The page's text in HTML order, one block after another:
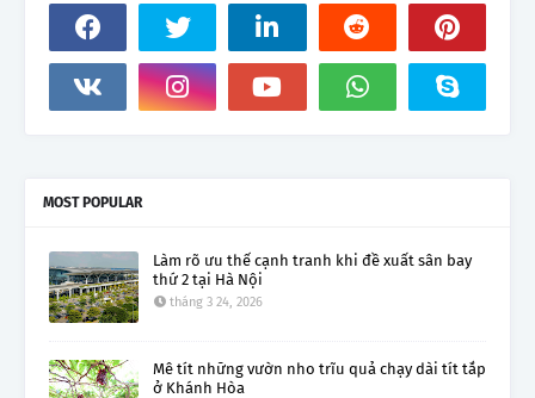
MOST POPULAR
Làm rõ ưu thế cạnh tranh khi đề xuất sân bay
thứ 2 tại Hà Nội
tháng 3 24, 2026
Mê tít những vườn nho trĩu quả chạy dài tít tắp
ở Khánh Hòa